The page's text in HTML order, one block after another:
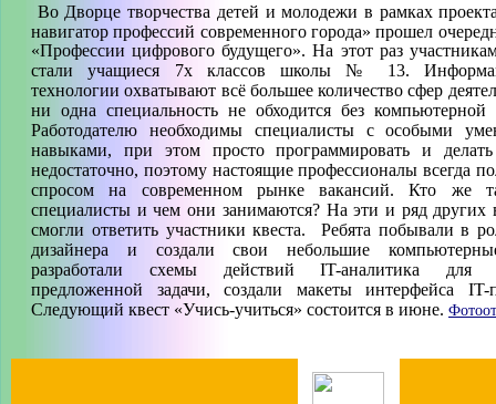
Во Дворце творчества детей и молодежи в рамках
навигатор профессий современного города» прошел
«Профессии цифрового будущего». На этот раз
стали учащиеся 7х классов школы № 13.
технологии охватывают всё большее количество сфер
ни одна специальность не обходится без компьютерной
Работодателю необходимы специалисты с особыми
навыками, при этом просто программировать и делать
недостаточно, поэтому настоящие профессионалы всегда
спросом на современном рынке вакансий. Кто же
специалисты и чем они занимаются? На эти и ряд других
смогли ответить участники квеста. Ребята побывали в
дизайнера и создали свои небольшие
разработали схемы действий IT-аналитика для
предложенной задачи, создали макеты интерфейса IT-
Следующий квест «Учись-учиться» состоится в июне.